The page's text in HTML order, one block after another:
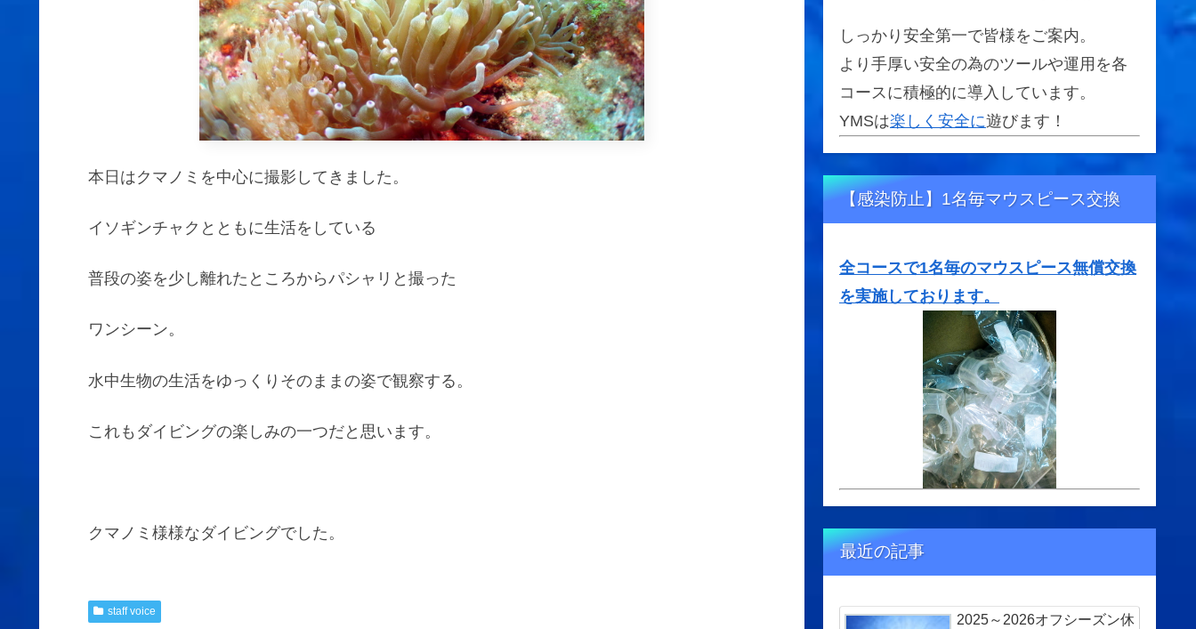
本日はクマノミを中心に撮影してきました。
イソギンチャクとともに生活をしている
普段の姿を少し離れたところからパシャリと撮った
ワンシーン。
水中生物の生活をゆっくりそのままの姿で観察する。
これもダイビングの楽しみの一つだと思います。
クマノミ様様なダイビングでした。
staff voice
しっかり安全第一で皆様をご案内。
より手厚い安全の為のツールや運用を各
コースに積極的に導入しています。
YMSは楽しく安全に遊びます！
【感染防止】1名毎マウスピース交換
全コースで1名毎のマウスピース無償交換
を実施しております。
最近の記事
2025～2026オフシーズン休